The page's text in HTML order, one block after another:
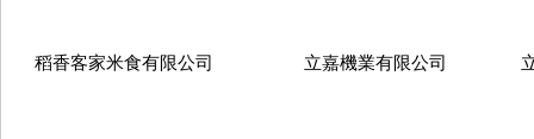
稻香客家米食有限公司 立嘉機業有限公司